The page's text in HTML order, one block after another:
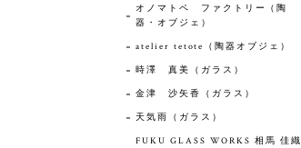
オノマトペ ファクトリー（陶
器・オブジェ）
atelier tetote（陶器オブジェ）
時澤 真美（ガラス）
金津 沙矢香（ガラス）
天気雨（ガラス）
FUKU GLASS WORKS 相馬 佳織